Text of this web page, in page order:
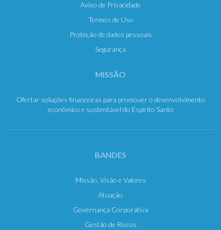
Aviso de Privacidade
Termos de Uso
Proteção de dados pessoais
Segurança
MISSÃO
Ofertar soluções financeiras para promover o desenvolvimento
econômico e sustentável do Espírito Santo
BANDES
Missão, Visão e Valores
Atuação
Governança Corporativa
Gestão de Riscos